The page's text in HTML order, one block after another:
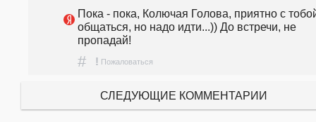
Пока - пока, Колючая Голова, приятно с
общаться, но надо идти...)) До встречи, не
пропадай!
# ! Пожаловаться
СЛЕДУЮЩИЕ КОММЕНТАРИИ